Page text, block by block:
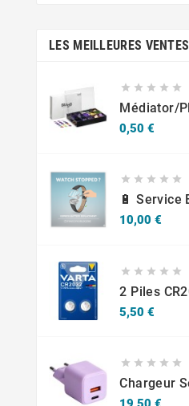
LES MEILLEURES VENTES
    
0,50 €
    
10,00 €
    
5,50 €
    